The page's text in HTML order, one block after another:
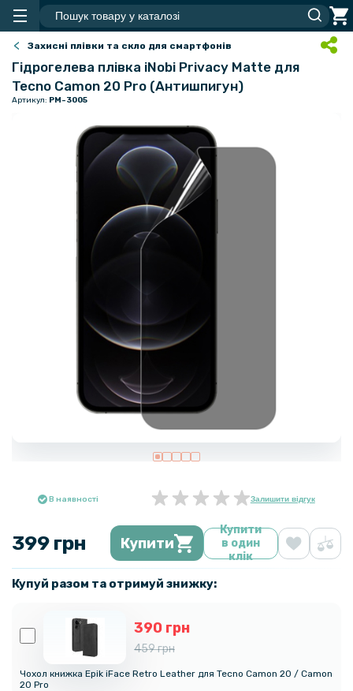
Захисні плівки та скло для смартфонів
Гідрогелева плівка iNobi Privacy Matte для
Tecno Camon 20 Pro (Антишпигун)
Артикул: PM-3005
В наявності Залишити відгук
399 грн Купити
Купити
в один
клік
Купуй разом та отримуй знижку:
390 грн
459 грн
Чохол книжка Epik iFace Retro Leather для Tecno Camon 20 / Camon
20 Pro